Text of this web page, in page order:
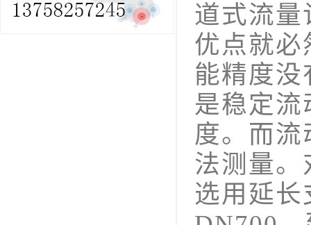
道式流
优点就必
能精度
是稳定
度。而
法测量
选用延